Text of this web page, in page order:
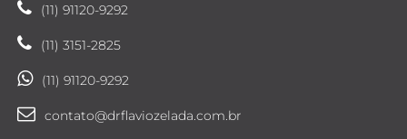
(11) 91120-9292
(11) 3151-2825
(11) 91120-9292
contato@drflaviozelada.com.br